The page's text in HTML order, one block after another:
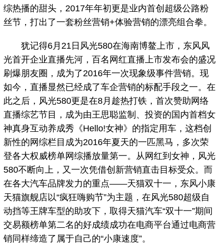
综热播的甜头，2017年年初更是业内首创超级公路粉
丝节，打出了一套粉丝营销+体验营销的漂亮组合拳。
犹记得6月21日风光580在海南博鳌上市，东风风
光首开企业直播先河，百名网红直播上市发布会的盛况
刷爆朋友圈，成为了2016年一次现象级事件营销。现
如今，直播显然已经成了车企营销的标配手段之一。在
此之后，风光580更是在8月趁热打铁，首次赞助网络
直播综艺节目，成为由王思聪监制、投资的国内首档女
神真身互动养成秀《Hello!女神》的指定用车，这档创
新性的网综栏目成为2016年夏天的一匹黑马，多次荣
登各大权威榜单网综播放量第一。从网红到女神，风光
580不断向上，又一次凭借创新营销直击目标受众。而
在各大汽车品牌发力的重点——天猫双十一，东风小康
天猫旗舰店以“疯狂嗨购节”为主题，在风光580超级自
动挡等王牌车型的助攻下，取得天猫汽车“双十一”期间
交易额榜单第二名的好成绩成功在电商平台通过电商营
销同样缔造了属于自己的“小康速度”。